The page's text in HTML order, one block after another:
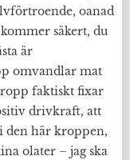
oanad
säkert, du
är
omvandlar mat
faktiskt fixar
drivkraft, att
den här kroppen,
olater – jag ska